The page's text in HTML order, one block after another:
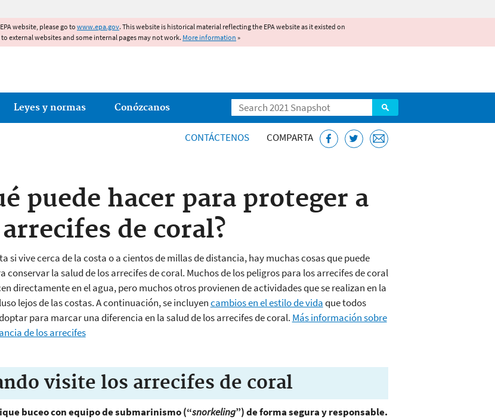
website, please go towww.epa.gov. This website is historical material reflecting the EPA website as it existed on
external websites and some internal pages may not work. More information »
Search
Leyes y normas Conózcanos
CONTÁCTENOS COMPARTA
puede hacer para proteger a
de coral?
si vive cerca de la costa o a cientos de millas de distancia, hay muchas cosas que puede
conservar la salud de los arrecifes de coral. Muchos de los peligros para los arrecifes de coral
directamente en el agua, pero muchos otros provienen de actividades que se realizan en la
lejos de las costas. A continuación, se incluyencambios en el estilo de vidaque todos
para marcar una diferencia en la salud de los arrecifes de coral. Más información sobre
de los arrecifes
visite los arrecifes de coral
buceo con equipo de submarinismo (“snorkeling”) de formasegura y responsable.